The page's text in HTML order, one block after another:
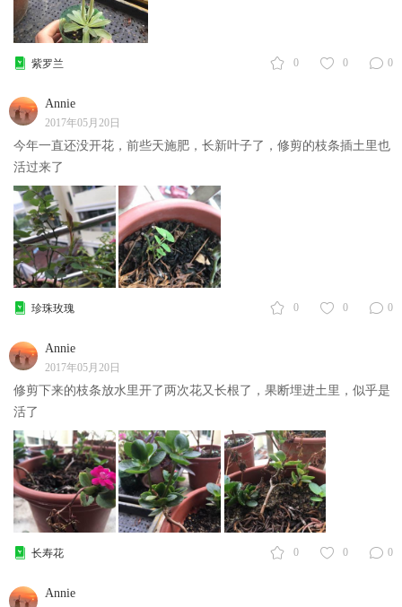
0 0 0
紫罗兰
Annie
2017年05月20日
今年一直还没开花，前些天施肥，长新叶子了，修剪的枝条插土里也
活过来了
0 0 0
珍珠玫瑰
Annie
2017年05月20日
修剪下来的枝条放水里开了两次花又长根了，果断埋进土里，似乎是
活了
0 0 0
长寿花
Annie